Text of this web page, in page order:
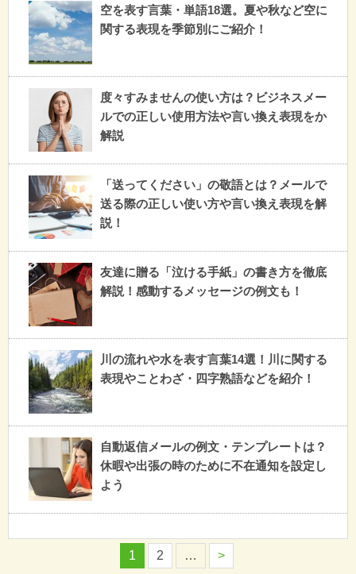
空を表す言葉・単語18選。夏や秋など空に
関する表現を季節別にご紹介！
度々すみませんの使い方は？ビジネスメー
ルでの正しい使用方法や言い換え表現をか
解説
「送ってください」の敬語とは？メールで
送る際の正しい使い方や言い換え表現を解
説！
友達に贈る「泣ける手紙」の書き方を徹底
解説！感動するメッセージの例文も！
川の流れや水を表す言葉14選！川に関する
表現やことわざ・四字熟語などを紹介！
自動返信メールの例文・テンプレートは？
休暇や出張の時のために不在通知を設定し
よう
1 2 … >